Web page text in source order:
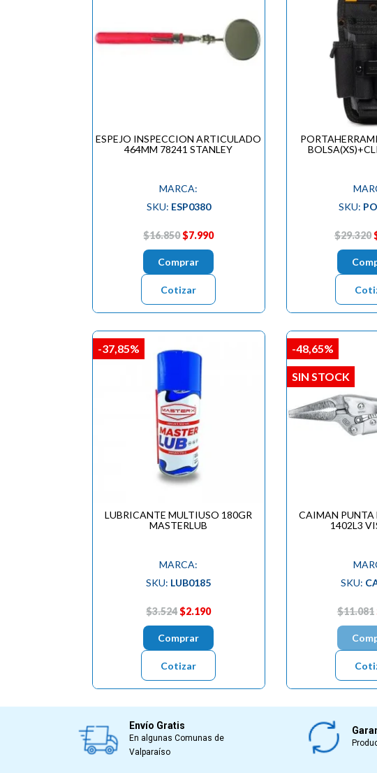
ESPEJO INSPECCION ARTICULADO
464MM 78241 STANLEY
MARCA:
SKU: ESP0380
$16.850$7.990
Comprar
Cotizar
SKU:
$29.320
LUBRICANTE MULTIUSO 180GR
MASTERLUB
MARCA:
SKU: LUB0185
$3.524$2.190
Comprar
Cotizar
-37,85%
CAIMAN PUNTA
1402L3
SKU:
$11.081
-48,65%
SIN STOCK
Envío Gratis
En algunas Comunas de
Valparaíso